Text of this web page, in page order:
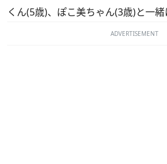
くん(5歳)、ぽこ美ちゃん(3歳)と一緒
ADVERTISEMENT